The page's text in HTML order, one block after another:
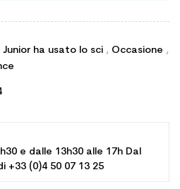
Junior ha usato lo sci , Occasione ,
e dalle 13h30 alle 17h Dal
+33 (0)4 50 07 13 25